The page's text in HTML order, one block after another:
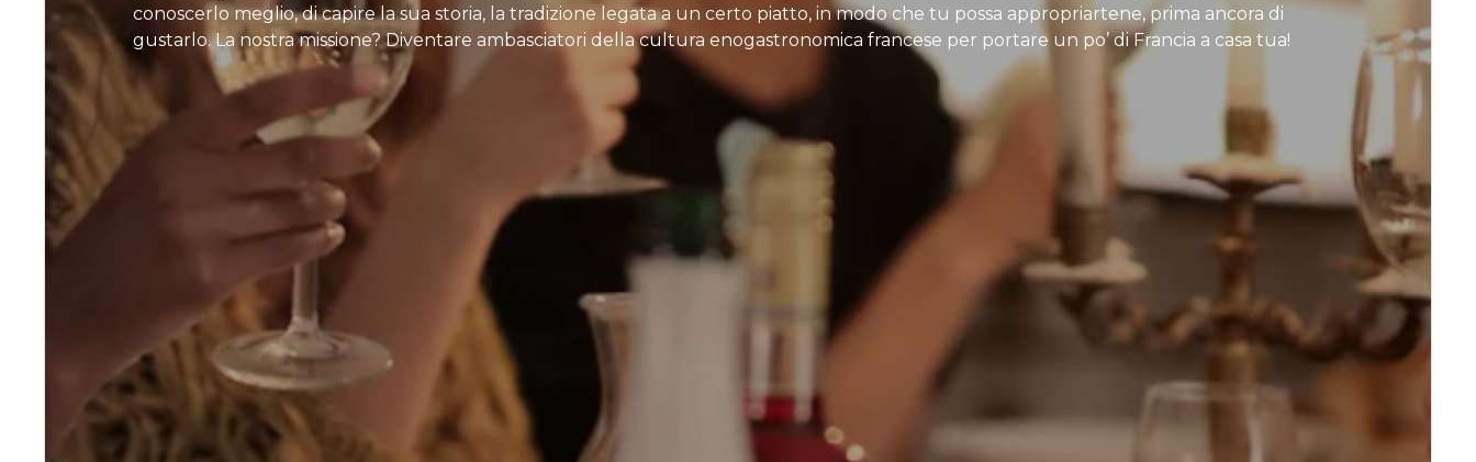
conoscerlo meglio, di capire la sua storia, la tradizione legata a un certo piatto, in modo che tu possa appropriartene, prima ancora di
gustarlo. La nostra missione? Diventare ambasciatori della cultura enogastronomica francese per portare un po’ di Francia a casa tua!